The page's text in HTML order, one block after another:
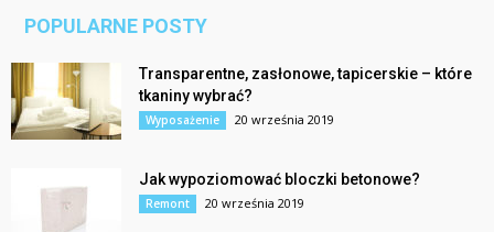
POPULARNE POSTY
Transparentne, zasłonowe, tapicerskie – które
tkaniny wybrać?
Wyposażenie 20 września 2019
Jak wypoziomować bloczki betonowe?
Remont 20 września 2019